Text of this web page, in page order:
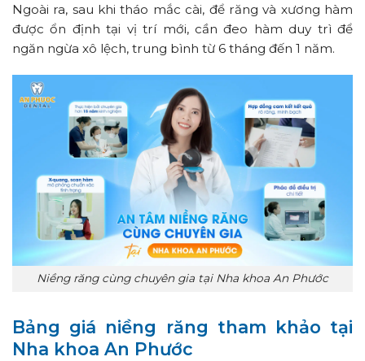
Ngoài ra, sau khi tháo mắc cài, để răng và xương hàm
được ổn định tại vị trí mới, cần đeo hàm duy trì để
ngăn ngừa xô lệch, trung bình từ 6 tháng đến 1 năm.
Niềng răng cùng chuyên gia tại Nha khoa An Phước
Bảng giá niềng răng tham khảo tại
Nha khoa An Phước